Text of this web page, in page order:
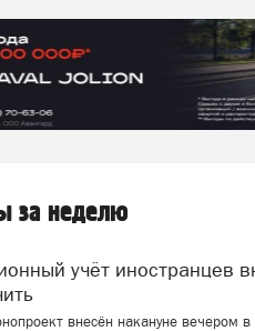
за неделю
внесён накануне вечером